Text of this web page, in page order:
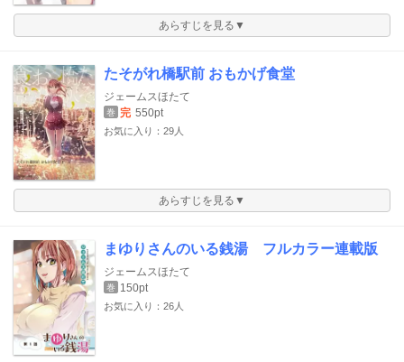
あらすじを見る▼
たそがれ橋駅前 おもかげ食堂
ジェームスほたて
巻 完 550pt
お気に入り：29人
あらすじを見る▼
まゆりさんのいる銭湯 フルカラー連載版
ジェームスほたて
巻 150pt
お気に入り：26人